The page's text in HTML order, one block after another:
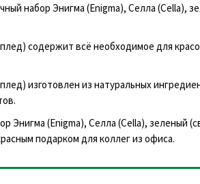
набор Энигма (Enigma), Селла (Cella),
содержит всё необходимое для
изготовлен из натуральных
Энигма (Enigma), Селла (Cella), зеленый
подарком для коллег из офиса.